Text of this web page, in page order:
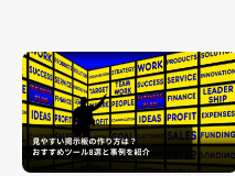
透、社員同士のつながり強化など、
組織文化を育む重要な役割を担っ
て […]